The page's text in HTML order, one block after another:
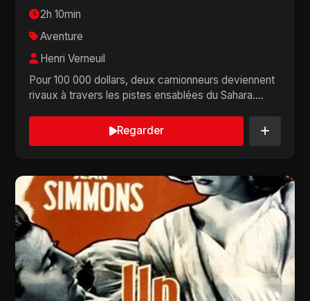
2h 10min
Aventure
Henri Verneuil
Pour 100 000 dollars, deux camionneurs deviennent
rivaux à travers les pistes ensablées du Sahara....
Regarder